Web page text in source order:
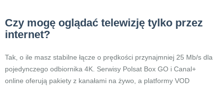
Czy mogę oglądać telewizję tylko przez
internet?
Tak, o ile masz stabilne łącze o prędkości przynajmniej 25 Mb/s dla
pojedynczego odbiornika 4K. Serwisy Polsat Box GO i Canal+
online oferują pakiety z kanałami na żywo, a platformy VOD